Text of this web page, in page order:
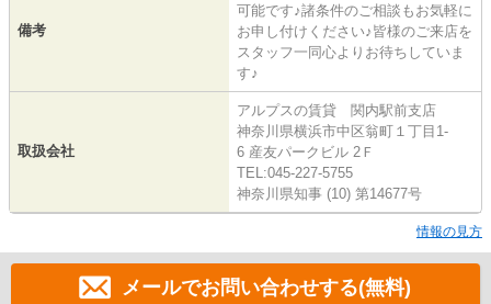
備考
可能です♪諸条件のご相談もお気軽に
お申し付けください♪皆様のご来店を
スタッフ一同心よりお待ちしていま
す♪
取扱会社
アルプスの賃貸 関内駅前支店
神奈川県横浜市中区翁町１丁目1-
6 産友パークビル 2Ｆ
TEL:045-227-5755
神奈川県知事 (10) 第14677号
情報の見方
メールでお問い合わせする(無料)